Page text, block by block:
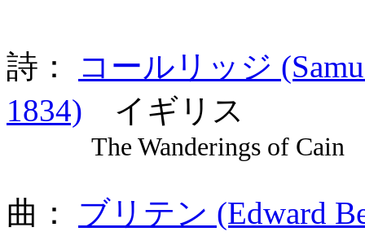
詩：
コールリッジ
1834) イギリス
The Wanderings of
曲： ブリテン (Edward